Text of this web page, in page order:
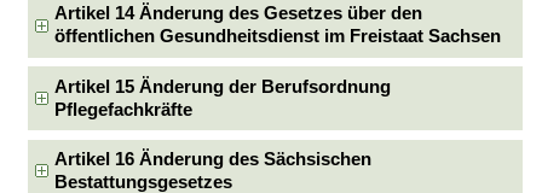
Artikel 14 Änderung des Gesetzes über den
öffentlichen Gesundheitsdienst im Freistaat Sachsen
Artikel 15 Änderung der Berufsordnung
Pflegefachkräfte
Artikel 16 Änderung des Sächsischen
Bestattungsgesetzes